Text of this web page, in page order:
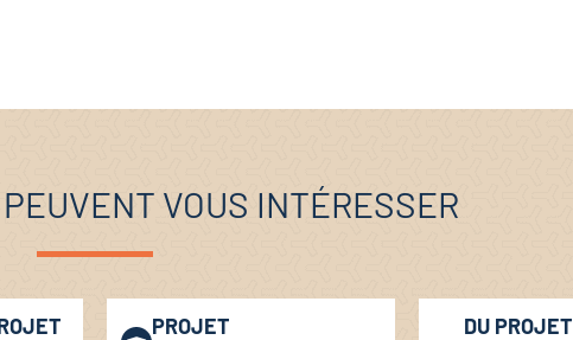
VOUS INTÉRESSER
PROJET
DU PROJET